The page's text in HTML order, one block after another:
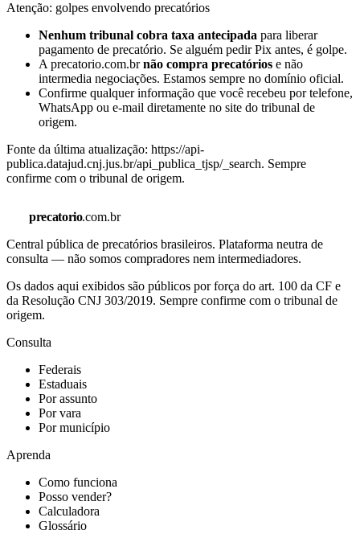
Atenção: golpes envolvendo precatórios
Nenhum tribunal cobra taxa antecipada para liberar
pagamento de precatório. Se alguém pedir Pix antes, é golpe.
A precatorio.com.brnão compra precatórios e não
intermedia negociações. Estamos sempre no domínio oficial.
Confirme qualquer informação que você recebeu por telefone,
WhatsApp ou e-mail diretamente no site do tribunal de
origem.
Fonte da última atualização: https://api-
publica.datajud.cnj.jus.br/api_publica_tjsp/_search. Sempre
confirme com o tribunal de origem.
precatorio.com.br
Central pública de precatórios brasileiros. Plataforma neutra de
consulta — não somos compradores nem intermediadores.
Os dados aqui exibidos são públicos por força do art. 100 da CF e
da Resolução CNJ 303/2019. Sempre confirme com o tribunal de
origem.
Consulta
Federais
Estaduais
Por assunto
Por vara
Por município
Aprenda
Como funciona
Posso vender?
Calculadora
Glossário